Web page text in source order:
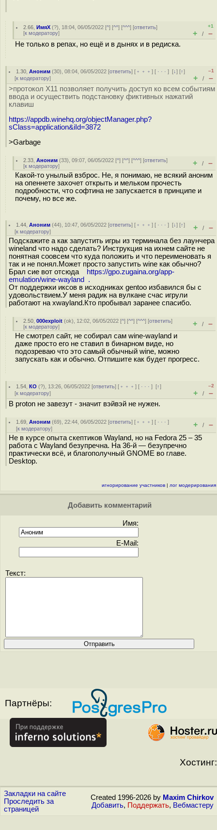
2.66 ,ИмяХ (?), 18:04, 06/05/2022 [^] [^^] [^^^] [ответить]
[к модератору]
+1
+ / –
Не только в репах, но ещё и в дынях и в редиска.
1.30 ,Аноним (30), 08:04, 06/05/2022 [ответить] [ ﹢﹢﹢] [ · · ·][↓] [↑]
[к модератору]
–1
+ / –
>протокол X11 позволяет получить доступ ко всем событиям
ввода и осуществить подстановку фиктивных нажатий
клавиш
https://appdb.winehq.org/objectManager.php?
sClass=application&iId=3872
>Garbage
2.33 ,Аноним (33), 09:07, 06/05/2022 [^] [^^] [^^^] [ответить]
[к модератору] + / –
Какой-то унылый взброс. Не, я понимаю, не всякий аноним
на опеннете захочет открыть и мельком прочесть
подробности, что софтина не запускается в принципе и
почему, но все же.
1.44 ,Аноним (44), 10:47, 06/05/2022 [ответить] [ ﹢﹢﹢] [ · · ·][↓] [↑]
[к модератору] + / –
Подскажите а как запустить игры из терминала без лаунчера
wineland что надо сделать? Инструкция на ихнем сайте не
понятная соовсем что куда положить и что переименовать я
так и не понял.Может просто запустить wine как обычно?
Брал сие вот отсюда
https://gpo.zugaina.org/app-
emulation/wine-wayland .
От поддержки иксов в исходниках gentoo избавился бы с
удовольствием.У меня радик на вулкане счас игрули
работают на xwayland.Кто пробывал заранее спасибо.
2.50 ,000exploit (ok), 12:02, 06/05/2022 [^] [^^] [^^^] [ответить]
[к модератору] + / –
Не смотрел сайт, не собирал сам wine-wayland и
даже просто его не ставил в бинарном виде, но
подозреваю что это самый обычный wine, можно
запускать как и обычно. Отпишите как будет прогресс.
1.54 ,КО (?), 13:26, 06/05/2022 [ответить] [ ﹢﹢﹢] [ · · ·][↑]
[к модератору]
–2
+ / –
В proton не завезут - значит вэйвэй не нужен.
1.69 ,Аноним (69), 22:44, 06/05/2022 [ответить] [ ﹢﹢﹢] [ · · ·]
[к модератору] + / –
Не в курсе опыта скептиков Wayland, но на Fedora 25 – 35
работа с Wayland безупречна. На 36-й — безупречно
практически всё, и благополучный GNOME во главе.
Desktop.
игнорирование участников | лог модерирования
Добавить комментарий
Имя:
E-Mail:
Текст:
Партнёры:
Хостинг:
Закладки на сайте
Проследить за
страницей
Created 1996-2026 by Maxim Chirkov
Добавить, Поддержать, Вебмастеру